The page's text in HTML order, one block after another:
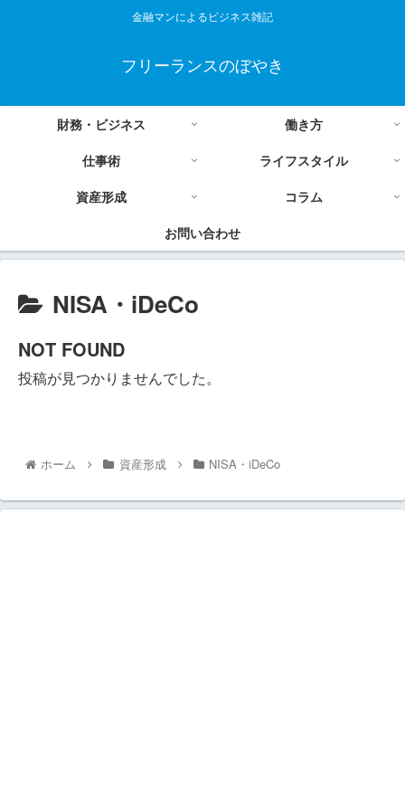
金融マンによるビジネス雑記
フリーランスのぼやき
財務・ビジネス
働き方
仕事術
ライフスタイル
資産形成
コラム
お問い合わせ
NISA・iDeCo
NOT FOUND
投稿が見つかりませんでした。
ホーム 資産形成 NISA・iDeCo